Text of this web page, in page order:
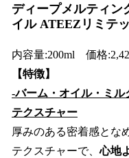
ディープメルティン
イル ATEEZリミテ
内容量:200ml 価格
【特徴】
-バーム・オイル・ミ
テクスチャー
厚みのある密着感とな
テクスチャーで、心地